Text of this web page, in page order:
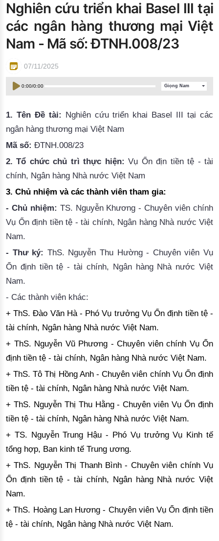
Đào tạo ISO
Nghiên cứu triển khai Basel III tại
các ngân hàng thương mại Việt
Nam - Mã số: ĐTNH.008/23
07/11/2025
0:00/0:00 Giọng Nam
1. Tên Đề tài: Nghiên cứu triển khai Basel III tại các
ngân hàng thương mại Việt Nam
Mã số: ĐTNH.008/23
2. Tổ chức chủ trì thực hiện: Vụ Ổn địn tiền tệ - tài
chính, Ngân hàng Nhà nước Việt Nam
3. Chủ nhiệm và các thành viên tham gia:
- Chủ nhiệm: TS. Nguyễn Khương - Chuyên viên chính
Vụ Ổn định tiền tệ - tài chính, Ngân hàng Nhà nước Việt
Nam.
- Thư ký: ThS. Nguyễn Thu Hường - Chuyên viên Vụ
Ổn định tiền tệ - tài chính, Ngân hàng Nhà nước Việt
Nam.
- Các thành viên khác:
+ ThS. Đào Văn Hà - Phó Vụ trưởng Vụ Ổn định tiền tệ -
tài chính, Ngân hàng Nhà nước Việt Nam.
+ ThS. Nguyễn Vũ Phương - Chuyên viên chính Vụ Ổn
định tiền tệ - tài chính, Ngân hàng Nhà nước Việt Nam.
+ ThS. Tô Thị Hồng Anh - Chuyên viên chính Vụ Ổn định
tiền tệ - tài chính, Ngân hàng Nhà nước Việt Nam.
+ ThS. Nguyễn Thị Thu Hằng - Chuyên viên Vụ Ổn định
tiền tệ - tài chính, Ngân hàng Nhà nước Việt Nam.
+ TS. Nguyễn Trung Hậu - Phó Vụ trưởng Vụ Kinh tế
tổng hợp, Ban kinh tế Trung ương.
+ ThS. Nguyễn Thị Thanh Bình - Chuyên viên chính Vụ
Ổn định tiền tệ - tài chính, Ngân hàng Nhà nước Việt
Nam.
+ ThS. Hoàng Lan Hương - Chuyên viên Vụ Ổn định tiền
tệ - tài chính, Ngân hàng Nhà nước Việt Nam.